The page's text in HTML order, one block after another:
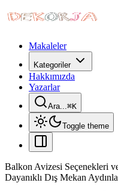
Makaleler
Kategoriler
Hakkımızda
Yazarlar
Ara...⌘K
Toggle theme
Balkon Avizesi Seçenekleri
Dayanıklı Dış Mekan